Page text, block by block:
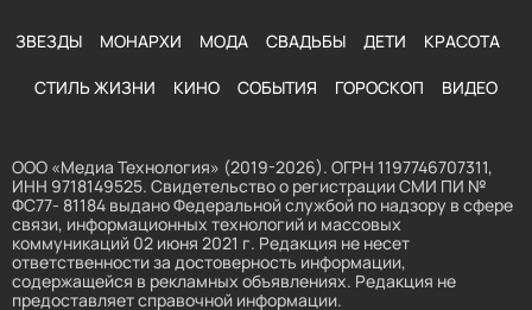
ЗВЕЗДЫ МОНАРХИ МОДА СВАДЬБЫ ДЕТИ КРАСОТА
СТИЛЬ ЖИЗНИ КИНО СОБЫТИЯ ГОРОСКОП ВИДЕО
ООО «Медиа Технология» (2019-2026). ОГРН 1197746707311,
ИНН 9718149525. Свидетельство о регистрации СМИ ПИ №
ФС77- 81184 выдано Федеральной службой по надзору в сфере
связи, информационных технологий и массовых
коммуникаций 02 июня 2021 г. Редакция не несет
ответственности за достоверность информации,
содержащейся в рекламных объявлениях. Редакция не
предоставляет справочной информации.